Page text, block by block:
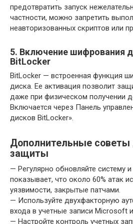
предотвратить запуск
частности, можно запретить
неавторизованных скриптов или
5. Включение шифрования
BitLocker
BitLocker — встроенная функция
диска. Ее активация позволит
даже при физическом получении
Включается через Панель
дисков BitLocker».
Дополнительные советы
защиты
— Регулярно обновляйте систему
показывает, что около 60% атак
уязвимости, закрытые патчами.
— Используйте двухфакторную
входа в учетные записи Microsoft
— Настройте контроль учетных